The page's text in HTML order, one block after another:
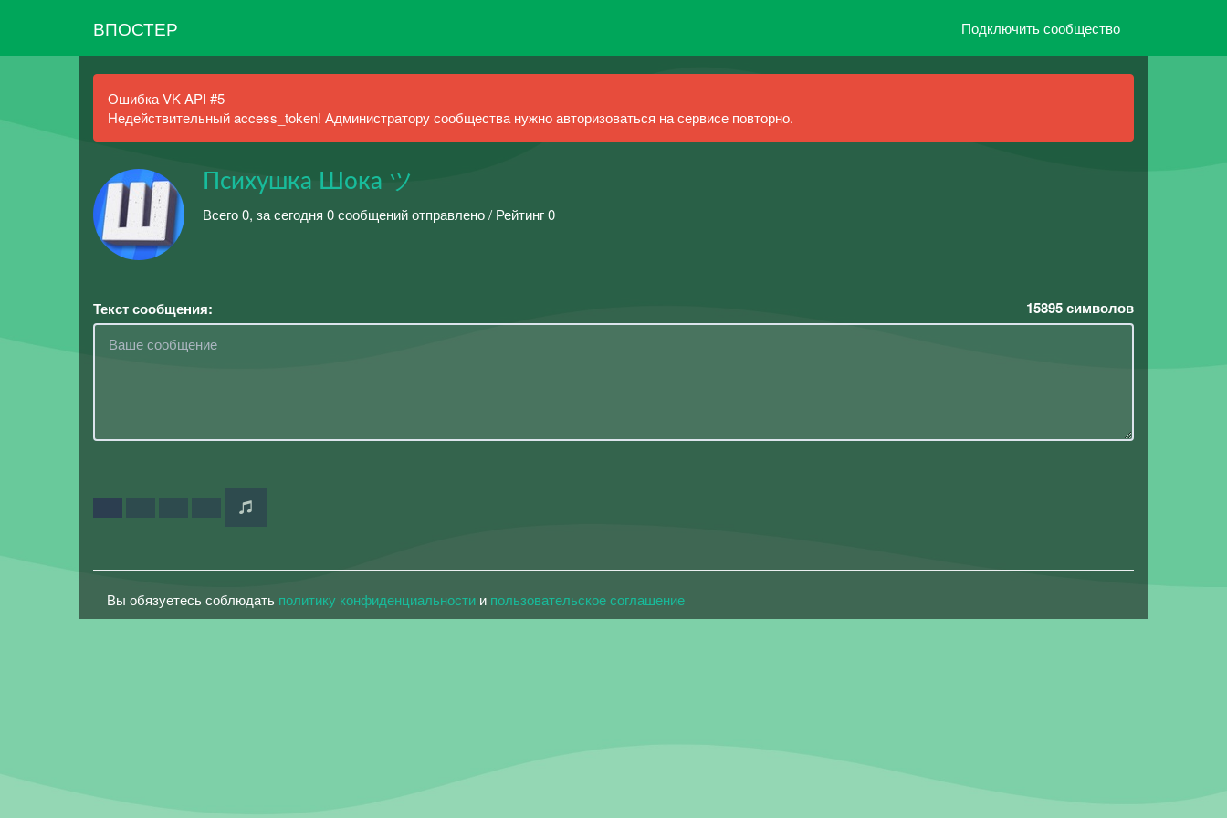
ВПОСТЕР Подключить сообщество
Ошибка VK API #5
Недействительный access_token! Администратору сообщества нужно авторизоваться на сервисе повторно.
Психушка Шока ツ
Всего 0, за сегодня 0 сообщений отправлено / Рейтинг 0
Текст сообщения: 15895символов
Вы обязуетесь соблюдать политику конфиденциальности и пользовательское соглашение